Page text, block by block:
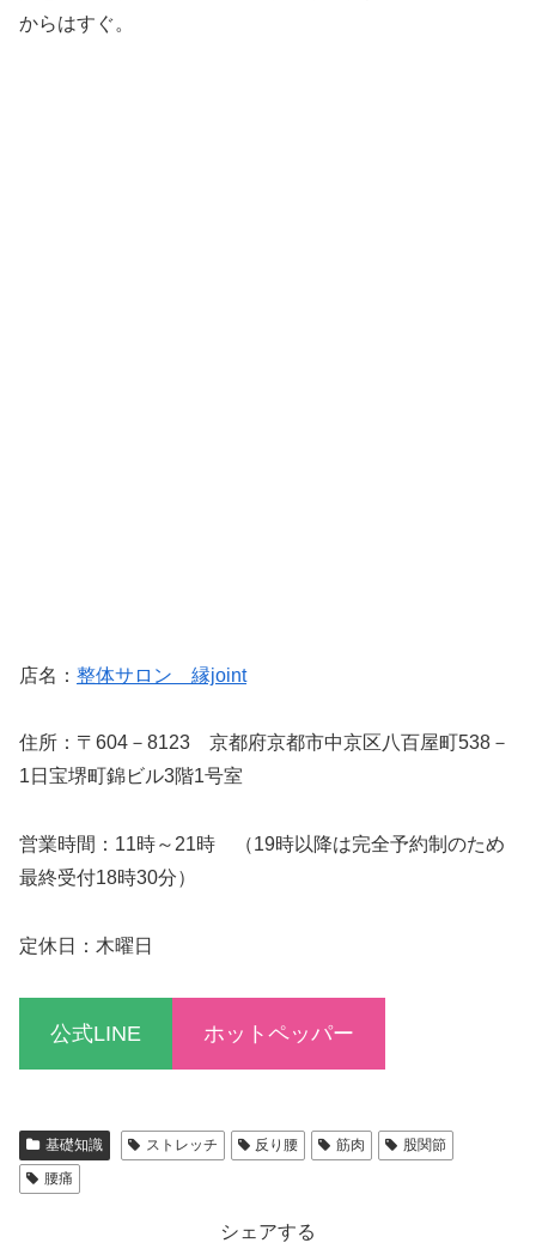
からはすぐ。
店名： 整体サロン 縁joint
住所：〒604－8123 京都府京都市中京区八百屋町538－
1日宝堺町錦ビル3階1号室
営業時間：11時～21時 （19時以降は完全予約制のため
最終受付18時30分）
定休日：木曜日
公式LINE ホットペッパー
基礎知識 ストレッチ 反り腰 筋肉
股関節
腰痛
シェアする